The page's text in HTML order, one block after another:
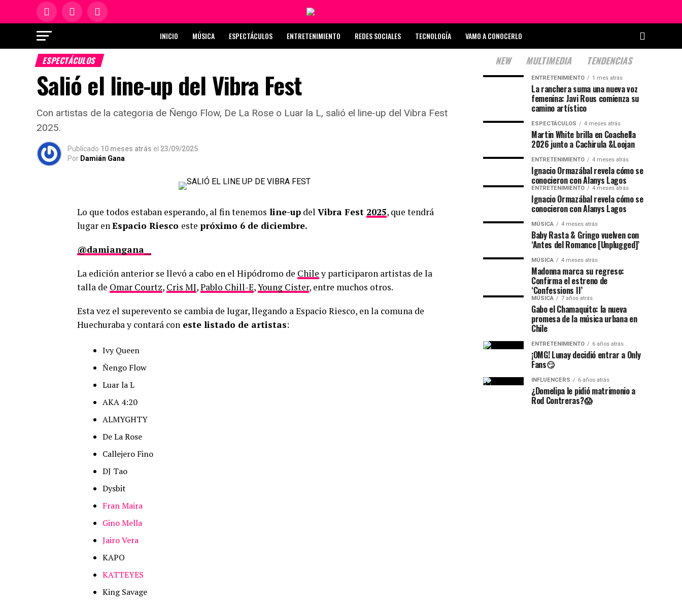
INICIO MÚSICA ESPECTÁCULOS ENTRETENIMIENTO REDES SOCIALES TECNOLOGÍA VAMO A CONOCERLO
ESPECTÁCULOS
Salió el line-up del Vibra Fest
Con artistas de la categoria de Ñengo Flow, De La Rose o Luar la L, salió el line-up del Vibra Fest
2025.
Publicado 10 meses atrás el 23/09/2025
Por Damián Gana
Lo que todos estaban esperando, al fin tenemos line-up del Vibra Fest 2025, que tendrá
lugar enEspacio Riesco este próximo 6 de diciembre.
@damiangana__
La edición anterior se llevó a cabo en el Hipódromo de Chiley participaron artistas de la
talla de Omar Courtz, Cris MJ,Pablo Chill-E,Young Cister, entre muchos otros.
Esta vez el superevento se cambia de lugar, llegando a Espacio Riesco, en la comuna de
Huechuraba y contará con este listado de artistas:
Ivy Queen
Ñengo Flow
Luar la L
AKA 4:20
ALMYGHTY
De La Rose
Callejero Fino
DJ Tao
Dysbit
Fran Maira
Gino Mella
Jairo Vera
KAPO
KATTEYES
King Savage
NEW MULTIMEDIA TENDENCIAS
ENTRETENIMIENTO 1 mes atrás
La ranchera suma una nueva voz
femenina: Javi Rous comienza su
camino artístico
ESPECTÁCULOS 4 meses atrás
Martin White brilla en Coachella
2026 junto a Cachirula &Loojan
ENTRETENIMIENTO 4 meses atrás
Ignacio Ormazábal revela cómo se
conocieron con Alanys Lagos
ENTRETENIMIENTO 4 meses atrás
Ignacio Ormazábal revela cómo se
conocieron con Alanys Lagos
MÚSICA 4 meses atrás
Baby Rasta & Gringo vuelven con
‘Antes del Romance [Unplugged]’
MÚSICA 4 meses atrás
Madonna marca su regreso:
Confirma el estreno de
‘Confessions II’
MÚSICA 7 años atrás
Gabo el Chamaquito: la nueva
promesa de la música urbana en
Chile
ENTRETENIMIENTO 6 años atrás
¡OMG! Lunay decidió entrar a Only
Fans😏
INFLUENCERS 6 años atrás
¿Domelipa le pidió matrimonio a
Rod Contreras?😱